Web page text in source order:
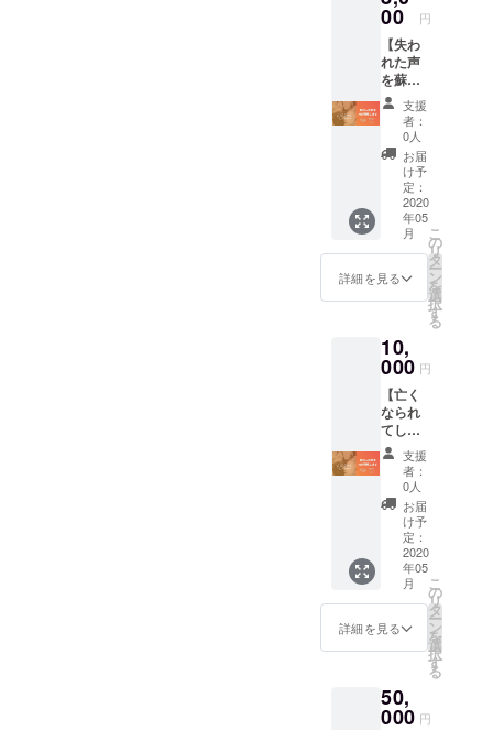
対象の音声
が決められ
たテキスト
である必要
がなく、
どんなテキ
ストでも変
換すること
が可能にな
ります。
また、従来
の技術で
は、再現で
自分が話し
た言葉がそ
のまま変換
できる
人それぞれ
の持つ声の
個性を再現
できる
といった特
voiceware製
様々な場面
でご活用頂
00 円
【失わ
れた声
を蘇ら
せる技
術を活
用した
い！】
現在何
らかの
事情で
声が出
なく
なって
しまっ
た方で
も、 過
声デー
タがあ
れば、
その方
の声を
復元
し、声
を復元
するこ
とが可
能で
す。 ご
支援を
頂ける
方に
は、 弊
社技術
キュメ
ンタ
支援
者：
0人
お届
け予
定：
2020
年05
月
詳細を見る
こ
の
リ
タ
ー
ン
を
選
択
す
る
10,
000 円
【亡く
なられ
てし
まった
方の音
声の復
元をし
い！】
技術Ｌ
Ｐ：
https://
preview
.studio.
design/l
ive/xN
WlB/on
es_voic
支援
者：
0人
お届
け予
定：
2020
年05
月
詳細を見る
こ
の
リ
タ
ー
ン
を
選
択
す
る
50,
000 円